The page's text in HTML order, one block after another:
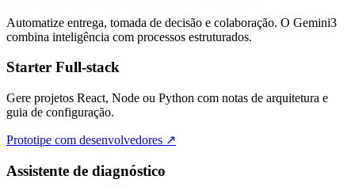
Automatize entrega, tomada de decisão e colaboração. O Gemini3
combina inteligência com processos estruturados.
Starter Full-stack
Gere projetos React, Node ou Python com notas de arquitetura e
guia de configuração.
Prototipe com desenvolvedores ↗
Assistente de diagnóstico